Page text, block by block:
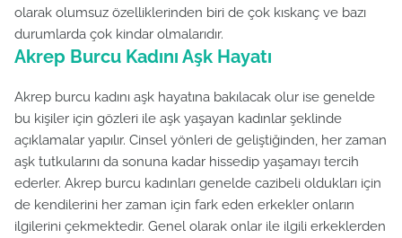
olarak olumsuz özelliklerinden biri de çok kıskanç ve bazı
durumlarda çok kindar olmalarıdır.
Akrep Burcu Kadını Aşk Hayatı
Akrep burcu kadını aşk hayatına bakılacak olur ise genelde
bu kişiler için gözleri ile aşk yaşayan kadınlar şeklinde
açıklamalar yapılır. Cinsel yönleri de geliştiğinden, her zaman
aşk tutkularını da sonuna kadar hissedip yaşamayı tercih
ederler. Akrep burcu kadınları genelde cazibeli oldukları için
de kendilerini her zaman için fark eden erkekler onların
ilgilerini çekmektedir. Genel olarak onlar ile ilgili erkeklerden